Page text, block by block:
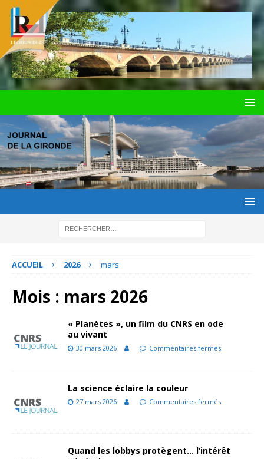
ACCUEIL 2026 mars
Mois : mars 2026
« Planètes », un film du CNRS en ode
au vivant
30 mars 2026 Commentaires fermés
La science éclaire la couleur
27 mars 2026 Commentaires fermés
Quand les lobbys protègent… l’intérêt